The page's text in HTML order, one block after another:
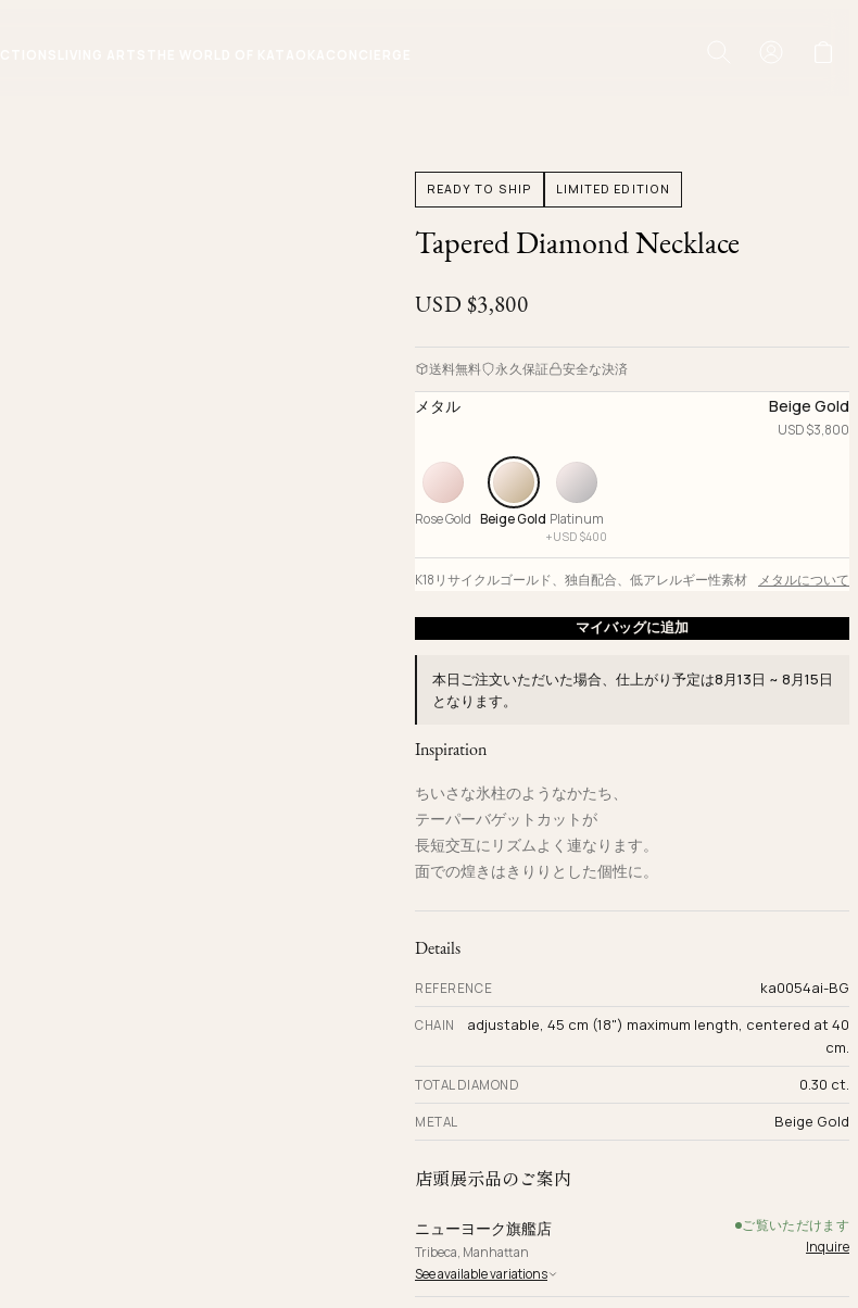
READY TO SHIP LIMITED EDITION
Tapered Diamond Necklace
USD $3,800
送料無料 永久保証 安全な決済
メタル Beige Gold
USD $3,800
Rose Gold Beige Gold Platinum
+USD $400
K18リサイクルゴールド 独自配合 低アレルギー性素材 メタルについて
マイバッグに追加
本日ご注文いただいた場合、仕上がり予定は8月13日 ~ 8月15日
となります。
Inspiration
ちいさな氷柱のようなかたち、
テーパーバゲットカットが
長短交互にリズムよく連なります。
面での煌きはきりりとした個性に。
Details
REFERENCE ka0054ai-BG
CHAIN
adjustable, 45 cm (18") maximum length, centered at 40
cm.
TOTAL DIAMOND 0.30 ct.
METAL Beige Gold
店頭展示品のご案内
ニューヨーク旗艦店
Tribeca, Manhattan
ご覧いただけます
Inquire
See available variations